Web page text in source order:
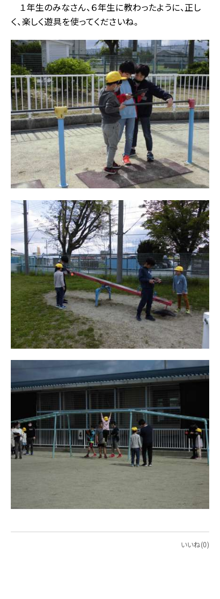
１年生のみなさん、６年生に教わったように、正し
く、楽しく遊具を使ってくださいね。
いいね(0)